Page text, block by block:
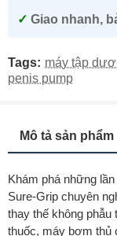
✓ Giao nhanh,
Tags: máy tập
penis pump
Mô tả sản phẩm
Khám phá những
Sure-Grip chuyên
thay thế không phẫu
thuốc, máy bơm thủ